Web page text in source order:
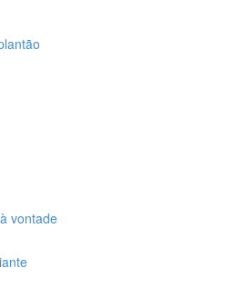
vontade